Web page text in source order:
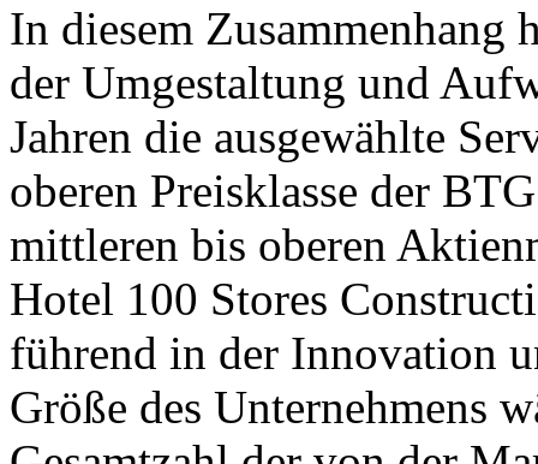
In diesem Zusammenhang
der Umgestaltung und
Jahren die ausgewählte
oberen Preisklasse der
mittleren bis oberen
Hotel 100 Stores
führend in der Innovation
Größe des Unternehmens